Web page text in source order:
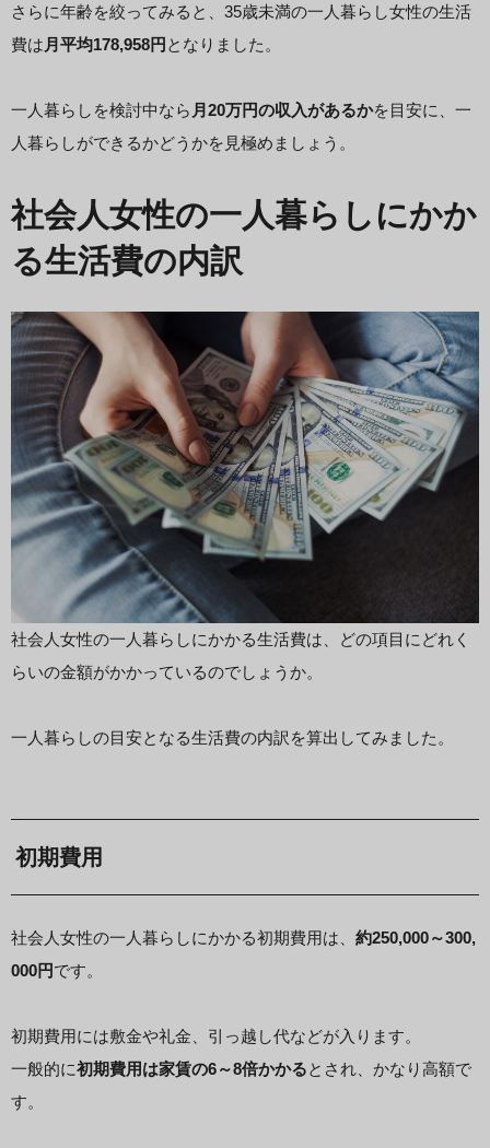
さらに年齢を絞ってみると、35歳未満の一人暮らし女性の生活
費は 月平均178,958円 となりました。
一人暮らしを検討中なら 月20万円の収入があるかを目安に、一
人暮らしができるかどうかを見極めましょう。
社会人女性の一人暮らしにかか
る生活費の内訳
社会人女性の一人暮らしにかかる生活費は、どの項目にどれく
らいの金額がかかっているのでしょうか。
一人暮らしの目安となる生活費の内訳を算出してみました。
初期費用
社会人女性の一人暮らしにかかる初期費用は、 約250,000～300,
000円です。
初期費用には敷金や礼金、引っ越し代などが入ります。
一般的に初期費用は家賃の6～8倍かかるとされ、かなり高額で
す。